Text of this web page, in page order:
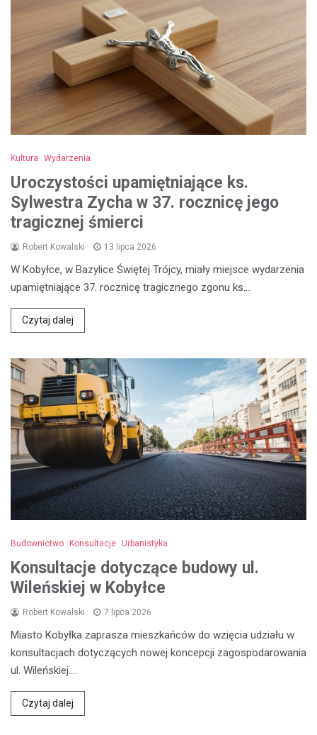
Kultura Wydarzenia
Uroczystości upamiętniające ks.
Sylwestra Zycha w 37. rocznicę jego
tragicznej śmierci
Robert Kowalski 13 lipca 2026
W Kobyłce, w Bazylice Świętej Trójcy, miały miejsce wydarzenia
upamiętniające 37. rocznicę tragicznego zgonu ks.…
Czytaj dalej
Budownictwo Konsultacje Urbanistyka
Konsultacje dotyczące budowy ul.
Wileńskiej w Kobyłce
Robert Kowalski 7 lipca 2026
Miasto Kobyłka zaprasza mieszkańców do wzięcia udziału w
konsultacjach dotyczących nowej koncepcji zagospodarowania
ul. Wileńskiej.…
Czytaj dalej